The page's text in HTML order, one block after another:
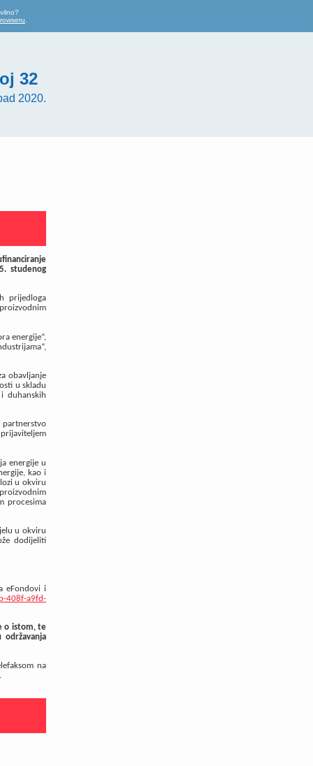
32
2020.
5. studenog
prijedloga
energije“,
obavljanje
u skladu
duhanskih
partnerstvo
energije u
kao i
u okviru
procesima
u okviru
dodijeliti
eFondovi i
408f-a9fd-
o istom, te
na
.